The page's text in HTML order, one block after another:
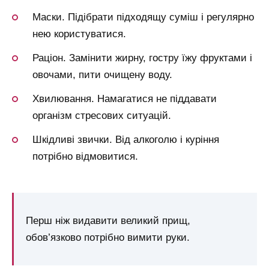
Маски. Підібрати підходящу суміш і регулярно
нею користуватися.
Раціон. Замінити жирну, гостру їжу фруктами і
овочами, пити очищену воду.
Хвилювання. Намагатися не піддавати
організм стресових ситуацій.
Шкідливі звички. Від алкоголю і куріння
потрібно відмовитися.
Перш ніж видавити великий прищ,
обов’язково потрібно вимити руки.